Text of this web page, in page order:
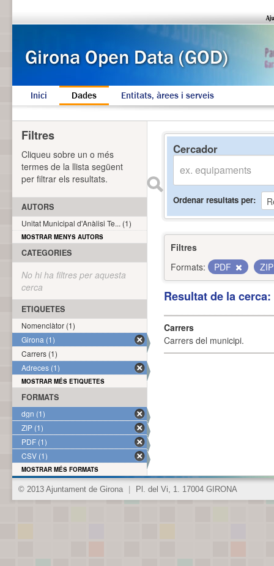
Inici Dades Entitats, àrees i serveis
Cercador
Ordenar resultats per
Filtres
Formats:
PDF
Resultat de la
Carrers
Carrers del municipi.
Filtres
Cliqueu sobre un o més
termes de la llista següent
per filtrar els resultats.
AUTORS
Unitat Municipal d'Anàlisi Te... (1)
MOSTRAR MENYS AUTORS
CATEGORIES
No hi ha filtres per aquesta
cerca
ETIQUETES
Nomenclàtor (1)
Girona (1)
Carrers (1)
Adreces (1)
MOSTRAR MÉS ETIQUETES
FORMATS
dgn (1)
ZIP (1)
PDF (1)
CSV (1)
MOSTRAR MÉS FORMATS
© 2013 Ajuntament de Girona Pl. del Vi, 1. 17004 GIRONA